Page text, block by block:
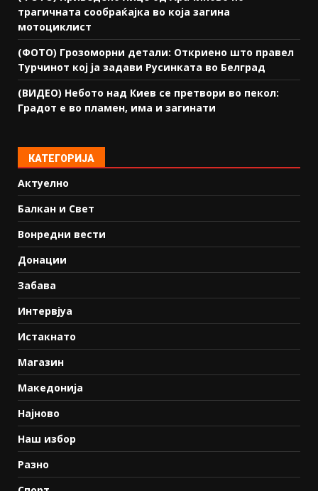
трагичната сообраќајка во која загина
мотоциклист
(ФОТО) Грозоморни детали: Откриено што правел
Турчинот кој ја задави Русинката во Белград
(ВИДЕО) Небото над Киев се претвори во пекол:
Градот е во пламен, има и загинати
КАТЕГОРИЈА
Актуелно
Балкан и Свет
Вонредни вести
Донации
Забава
Интервјуа
Истакнато
Магазин
Македонија
Најново
Наш избор
Разно